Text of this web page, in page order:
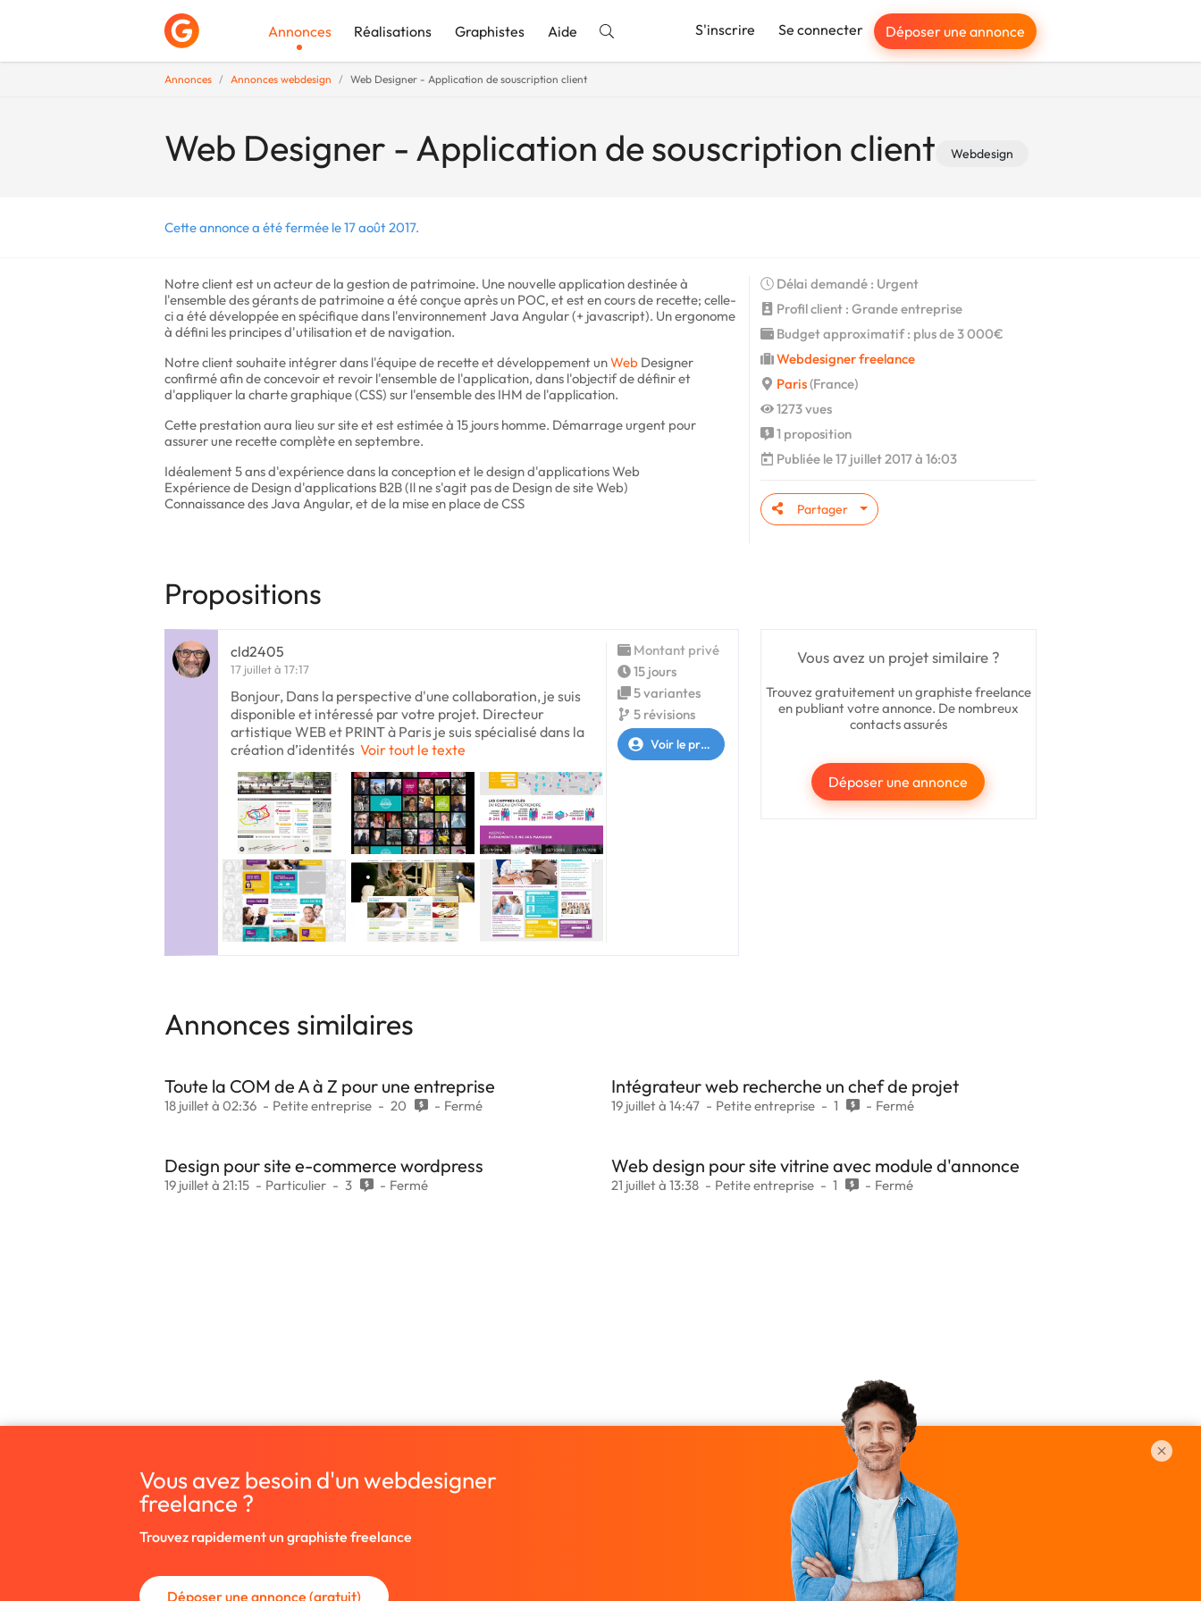
Annonces Réalisations Graphistes Aide S'inscrire Se connecter Déposer une annonce
Annonces Annonces webdesign Web Designer - Application de souscription client
Web Designer - Application de souscription client Webdesign
Cette annonce a été fermée le 17 août 2017.
Notre client est un acteur de la gestion de patrimoine. Une nouvelle application destinée à
l'ensemble des gérants de patrimoine a été conçue après un POC, et est en cours de recette; celle-
ci a été développée en spécifique dans l'environnement Java Angular (+ javascript). Un ergonome
à défini les principes d'utilisation et de navigation.
Notre client souhaite intégrer dans l'équipe de recette et développement unWeb Designer
confirmé afin de concevoir et revoir l'ensemble de l'application, dans l'objectif de définir et
d'appliquer la charte graphique (CSS) sur l'ensemble des IHM de l'application.
Cette prestation aura lieu sur site et est estimée à 15 jours homme. Démarrage urgent pour
assurer une recette complète en septembre.
Idéalement 5 ans d'expérience dans la conception et le design d'applications Web
Expérience de Design d'applications B2B (Il ne s'agit pas de Design de site Web)
Connaissance des Java Angular, et de la mise en place de CSS
Délai demandé : Urgent
Profil client : Grande entreprise
Budget approximatif : plus de 3 000€
Webdesigner freelance
Paris(France)
1273 vues
1 proposition
Publiée le 17 juillet 2017 à 16:03
Partager
Propositions
Vous avez un projet similaire ?
Trouvez gratuitement un graphiste freelance
en publiant votre annonce. De nombreux
contacts assurés
Déposer une annonce
cld2405
17 juillet à 17:17
Bonjour, Dans la perspective d'une collaboration, je suis
disponible et intéressé par votre projet. Directeur
artistique WEB et PRINT à Paris je suis spécialisé dans la
création d’identités Voir tout le texte
Montant privé
15 jours
5 variantes
5 révisions
Voir le profil
Annonces similaires
Toute la COM de A à Z pour une entreprise
18 juillet à 02:36 Petite entreprise 20 Fermé
Intégrateur web recherche un chef de projet
19 juillet à 14:47 Petite entreprise 1 Fermé
Design pour site e-commerce wordpress
19 juillet à 21:15 Particulier 3 Fermé
Web design pour site vitrine avec module d'annonce
21 juillet à 13:38 Petite entreprise 1 Fermé
Vous avez besoin d'un webdesigner
freelance ?
Trouvez rapidement un graphiste freelance
Déposer une annonce (gratuit)